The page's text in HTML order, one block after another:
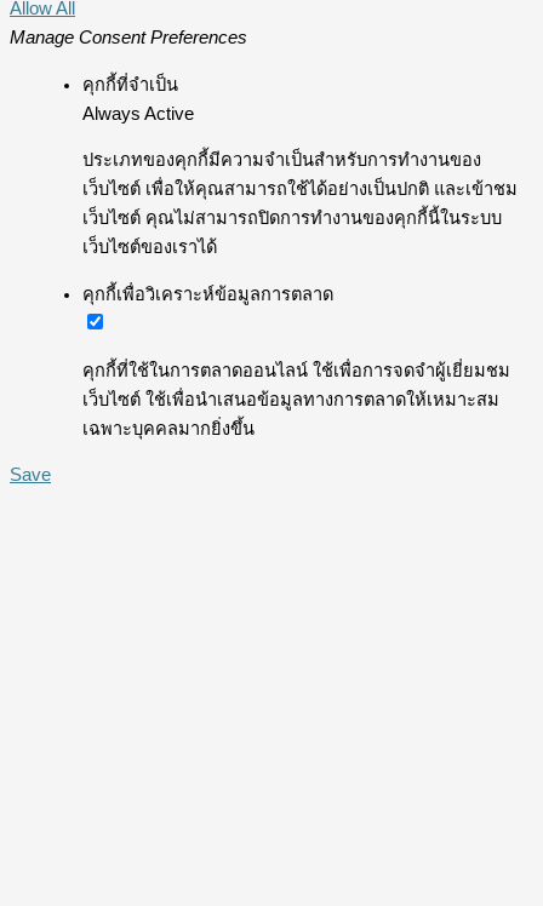
Allow All
Manage Consent Preferences
คุกกี้ที่จำเป็น
Always Active
ประเภทของคุกกี้มีความจำเป็นสำหรับการทำงานของ
เว็บไซต์ เพื่อให้คุณสามารถใช้ได้อย่างเป็นปกติ และเข้าชม
เว็บไซต์ คุณไม่สามารถปิดการทำงานของคุกกี้นี้ในระบบ
เว็บไซต์ของเราได้
คุกกี้เพื่อวิเคราะห์ข้อมูลการตลาด
คุกกี้ที่ใช้ในการตลาดออนไลน์ ใช้เพื่อการจดจำผู้เยี่ยมชม
เว็บไซต์ ใช้เพื่อนำเสนอข้อมูลทางการตลาดให้เหมาะสม
เฉพาะบุคคลมากยิ่งขึ้น
Save